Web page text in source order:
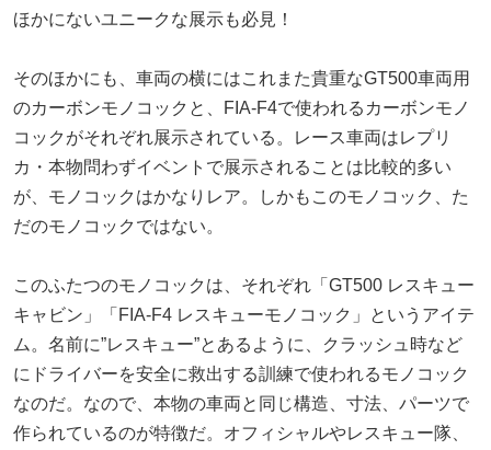
ほかにないユニークな展示も必見！
そのほかにも、車両の横にはこれまた貴重なGT500車両用
のカーボンモノコックと、FIA-F4で使われるカーボンモノ
コックがそれぞれ展示されている。レース車両はレプリ
カ・本物問わずイベントで展示されることは比較的多い
が、モノコックはかなりレア。しかもこのモノコック、た
だのモノコックではない。
このふたつのモノコックは、それぞれ「GT500 レスキュー
キャビン」「FIA-F4 レスキューモノコック」というアイテ
ム。名前に”レスキュー”とあるように、クラッシュ時など
にドライバーを安全に救出する訓練で使われるモノコック
なのだ。なので、本物の車両と同じ構造、寸法、パーツで
作られているのが特徴だ。オフィシャルやレスキュー隊、